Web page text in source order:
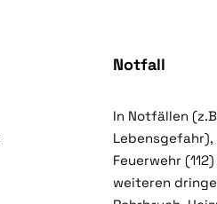
Notfall
In Notfällen
Feuerwehr
weiteren